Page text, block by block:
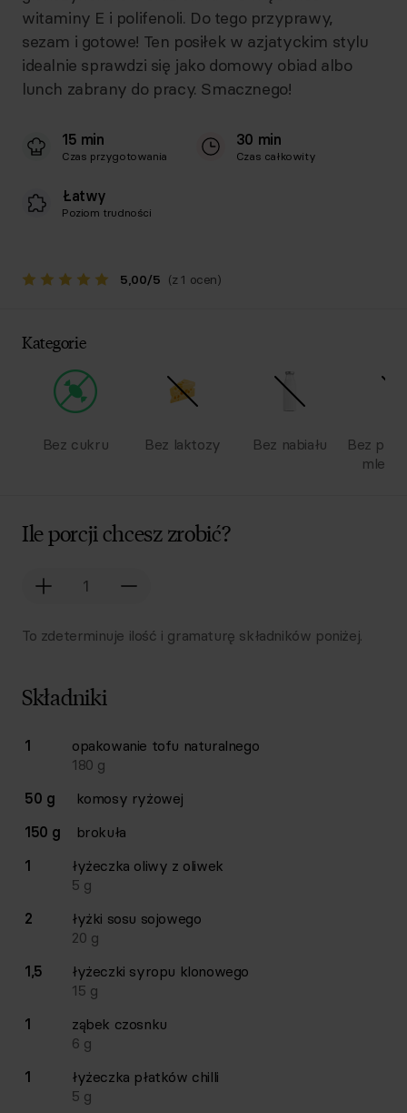
witaminy E i polifenoli. Do tego przyprawy,
sezam i gotowe! Ten posiłek w azjatyckim stylu
idealnie sprawdzi się jako domowy obiad albo
lunch zabrany do pracy. Smacznego!
15 min
Czas przygotowania
30 min
Czas całkowity
Łatwy
Poziom trudności
5,00/5 (z 1 ocen)
Kategorie
Bez cukru Bez laktozy Bez nabiału
Bez
Ile porcji chcesz zrobić?
To zdeterminuje ilość i gramaturę składników poniżej.
Składniki
Lista składników przepisu z ilościami i wagami
Ilość Składnik
1 opakowanie tofu naturalnego
180 g
50 g
komosy ryżowej
150 g
brokuła
1
łyżeczka oliwy z oliwek
5 g
2
łyżki sosu sojowego
20 g
1,5
łyżeczki syropu klonowego
15 g
1
ząbek czosnku
6 g
1
łyżeczka płatków chilli
5 g